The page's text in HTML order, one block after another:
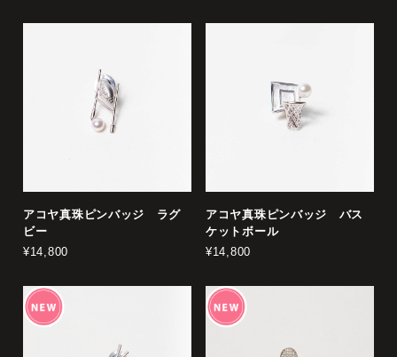
アコヤ真珠ピンバッジ ラグ
ビー
¥14,800
アコヤ真珠ピンバッジ バス
ケットボール
¥14,800